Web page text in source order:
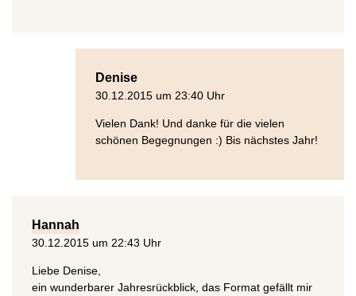
Denise
30.12.2015 um 23:40 Uhr
Vielen Dank! Und danke für die vielen
schönen Begegnungen :) Bis nächstes Jahr!
Hannah
30.12.2015 um 22:43 Uhr
Liebe Denise,
ein wunderbarer Jahresrückblick, das Format gefällt mir